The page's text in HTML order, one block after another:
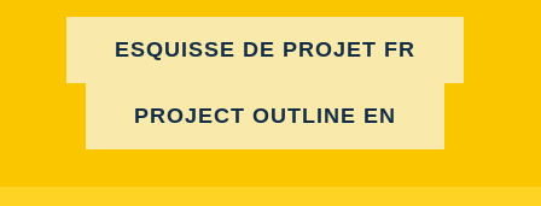
ESQUISSE DE PROJET FR
PROJECT OUTLINE EN